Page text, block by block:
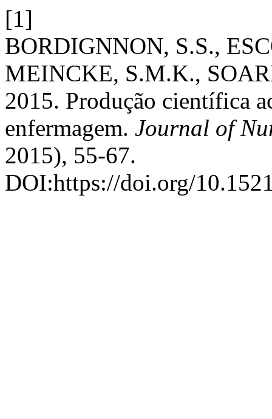
[1]
BORDIGNNON, S.S.,
MEINCKE, S.M.K.,
2015. Produção científica
enfermagem. Journal of
2015), 55-67.
DOI:https://doi.org/